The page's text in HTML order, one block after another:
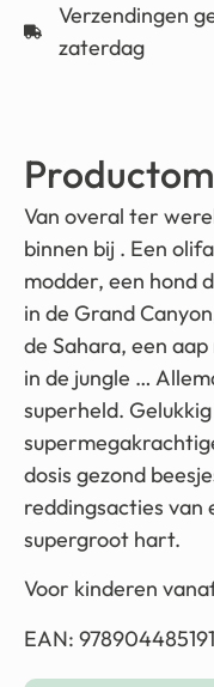
Verzendingen
zaterdag
Van overal ter
binnen bij . Een
modder, een hond
in de Grand
de Sahara, een
in de jungle …
superheld.
dosis gezond
reddingsacties van
supergroot hart.
Voor kinderen
EAN: